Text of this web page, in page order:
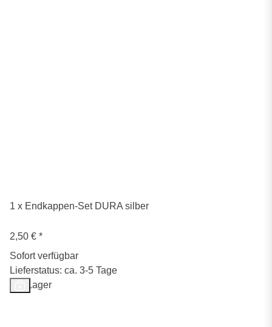
1 x Endkappen-Set DURA silber
2,50 € *
Sofort verfügbar
Lieferstatus: ca. 3-5 Tage
Auf Lager